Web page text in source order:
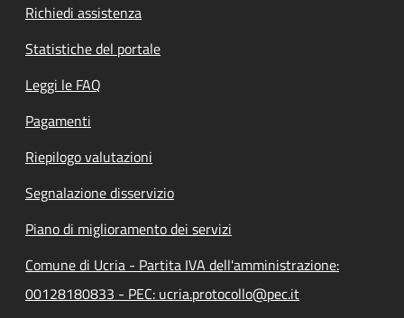
Richiedi assistenza
Statistiche del portale
Leggi le FAQ
Pagamenti
Riepilogo valutazioni
Segnalazione disservizio
Piano di miglioramento dei servizi
Comune di Ucria - Partita IVA dell'amministrazione:
00128180833 - PEC: ucria.protocollo@pec.it